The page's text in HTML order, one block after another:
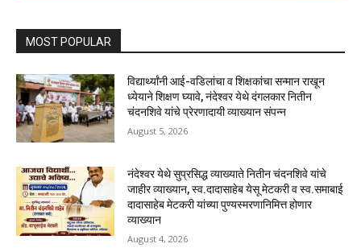
MOST POPULAR
विद्यार्थ्यांनी आई-वडिलांचा व शिक्षकांचा सन्मान राखून
ध्येयाने शिक्षण घ्यावे, नंदेश्वर येथे दंगलकार नितीन
चंदनशिवे यांचे प्रेरणादायी व्याख्यान संपन्न
August 5, 2026
नंदेश्वर येथे सुप्रसिद्ध व्याख्याते नितीन चंदनशिवे यांचे
जाहीर व्याख्यान, स्व.दादासाहेब येसू मेटकरी व स्व.समाबाई
दादासाहेब मेटकरी यांच्या पुण्यस्मरणानिमित्त होणार
व्याख्यान
August 4, 2026